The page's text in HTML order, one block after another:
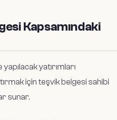
Kapsamındaki
yatırımları
için teşvik belgesi sahibi
sunar.